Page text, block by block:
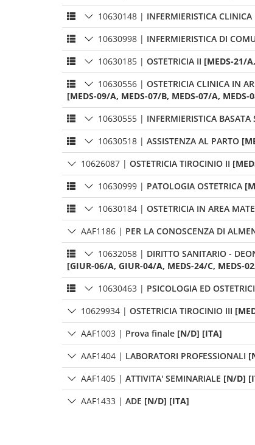
10630148 | INFERMIERISTICA
10630998 | INFERMIERISTICA DI
10630185 | OSTETRICIA II [MEDS-21/
10630556 | OSTETRICIA CLINICA IN
[MEDS-09/A, MEDS-07/B, MEDS-07/A,
10630555 | INFERMIERISTICA
10630518 | ASSISTENZA AL PARTO
10626087 | OSTETRICIA TIROCINIO II
10630999 | PATOLOGIA OSTETRICA
10630184 | OSTETRICIA IN AREA
AAF1186 | PER LA CONOSCENZA DI
10632058 | DIRITTO SANITARIO -
[GIUR-06/A, GIUR-04/A, MEDS-24/C, MEDS-
10630463 | PSICOLOGIA ED
10629934 | OSTETRICIA TIROCINIO III
AAF1003 | Prova finale [N/D] [ITA]
AAF1404 | LABORATORI PROFESSIONALI
AAF1405 | ATTIVITA' SEMINARIALE [N/D]
AAF1433 | ADE [N/D] [ITA]